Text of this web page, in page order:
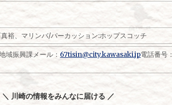
裕、マリンバ/パーカッション:ホップスコッチ
域振興課メール： 67tisin@city.kawasaki.jp電話番号：
＼ 川崎の情報をみんなに届ける ／